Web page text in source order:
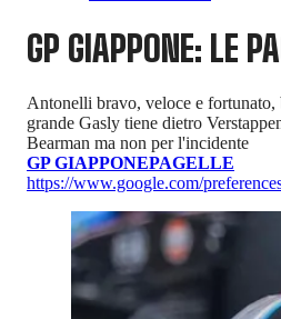
GP GIAPPONE: LE
Antonelli bravo, veloce e fortunato,
grande Gasly tiene dietro
Bearman ma non per l'incidente
GP GIAPPONEPAGELLE
https://www.google.com/